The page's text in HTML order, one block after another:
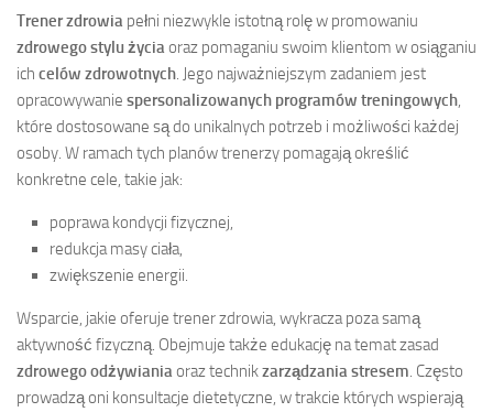
Trener zdrowia pełni niezwykle istotną rolę w promowaniu
zdrowego stylu życiaoraz pomaganiu swoim klientom w osiąganiu
ich celów zdrowotnych. Jego najważniejszym zadaniem jest
opracowywanie spersonalizowanych programów treningowych,
które dostosowane są do unikalnych potrzeb i możliwości każdej
osoby. W ramach tych planów trenerzy pomagają określić
konkretne cele, takie jak:
poprawa kondycji fizycznej,
redukcja masy ciała,
zwiększenie energii.
Wsparcie, jakie oferuje trener zdrowia, wykracza poza samą
aktywność fizyczną. Obejmuje także edukację na temat zasad
zdrowego odżywianiaoraz technikzarządzania stresem. Często
prowadzą oni konsultacje dietetyczne, w trakcie których wspierają